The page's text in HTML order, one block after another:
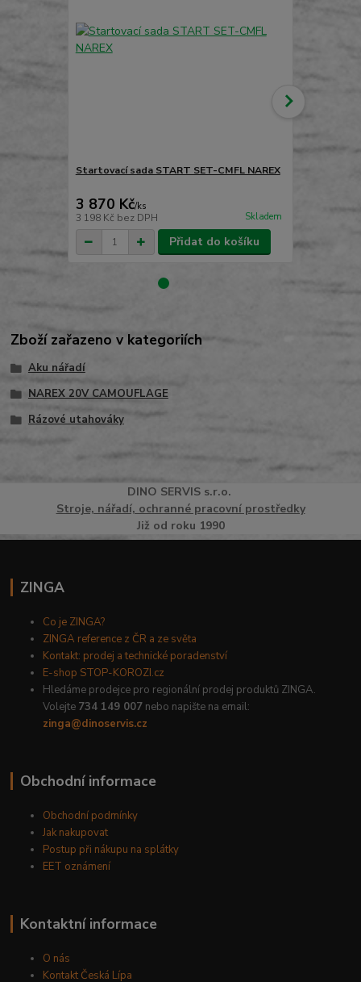
Startovací sada START SET-CMFL NAREX
3 870 Kč/ks
3 198 Kč bez DPH Skladem
Přidat do košíku
1 490 Kč
Zboží zařazeno v kategoriích
Aku nářadí
NAREX 20V CAMOUFLAGE
Rázové utahováky
DINO SERVISs.r.o.
Stroje, nářadí, ochranné pracovní prostředky
Již od roku 1990
ZINGA
Co je ZINGA?
ZINGA reference z ČR a ze světa
Kontakt: prodej a technické poradenství
E-shop STOP-KOROZI.cz
Hledáme prodejce pro regionální prodej produktů ZINGA.
Volejte 734 149 007 nebo napište na email:
zinga@dinoservis.cz
Obchodní informace
Obchodní podmínky
Jak nakupovat
Postup při nákupu na splátky
EET oznámení
Kontaktní informace
O nás
Kontakt Česká Lípa